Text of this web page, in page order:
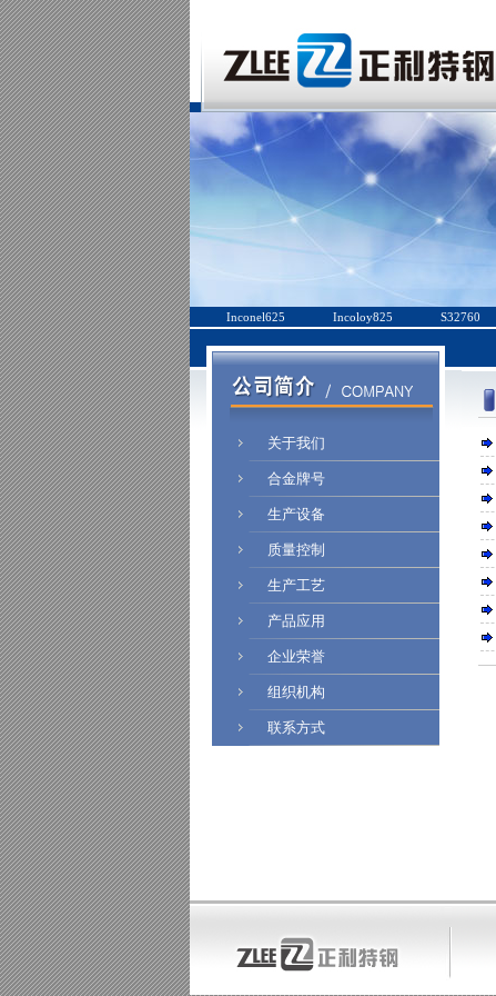
Inconel625 Incoloy825 S32760
关于我们
合金牌号
生产设备
质量控制
生产工艺
产品应用
企业荣誉
组织机构
联系方式